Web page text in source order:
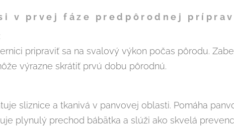
v prvej fáze predpôrodnej
pripraviť sa na svalový výkon počas pôrodu.
výrazne skrátiť prvú dobu pôrodnú.
sliznice a tkanivá v panvovej oblasti. Pomáha
plynulý prechod bábätka a slúži ako skvelá